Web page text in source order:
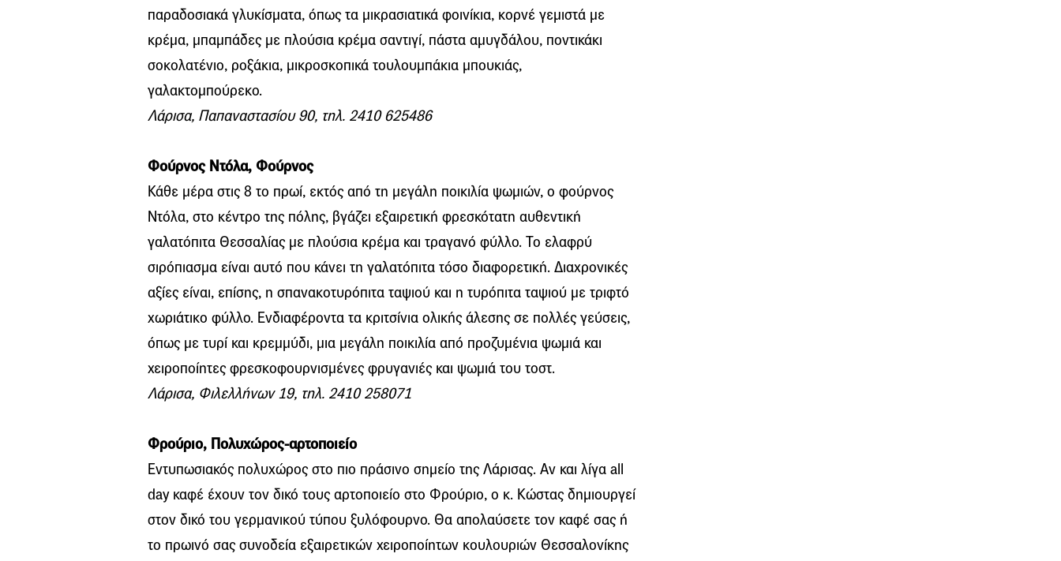
παραδοσιακά γλυκίσματα, όπως τα μικρασιατικά φοινίκια, κορνέ γεμιστά με
κρέμα, μπαμπάδες με πλούσια κρέμα σαντιγί, πάστα αμυγδάλου, ποντικάκι
σοκολατένιο, ροξάκια, μικροσκοπικά τουλουμπάκια μπουκιάς,
γαλακτομπούρεκο.
Λάρισα, Παπαναστασίου 90, τηλ. 2410 625486
Φούρνος Ντόλα, Φούρνος
Κάθε μέρα στις 8 το πρωί, εκτός από τη μεγάλη ποικιλία ψωμιών, ο φούρνος
Ντόλα, στο κέντρο της πόλης, βγάζει εξαιρετική φρεσκότατη αυθεντική
γαλατόπιτα Θεσσαλίας με πλούσια κρέμα και τραγανό φύλλο. Το ελαφρύ
σιρόπιασμα είναι αυτό που κάνει τη γαλατόπιτα τόσο διαφορετική. Διαχρονικές
αξίες είναι, επίσης, η σπανακοτυρόπιτα ταψιού και η τυρόπιτα ταψιού με τριφτό
χωριάτικο φύλλο. Ενδιαφέροντα τα κριτσίνια ολικής άλεσης σε πολλές γεύσεις,
όπως με τυρί και κρεμμύδι, μια μεγάλη ποικιλία από προζυμένια ψωμιά και
χειροποίητες φρεσκοφουρνισμένες φρυγανιές και ψωμιά του τοστ.
Λάρισα, Φιλελλήνων 19, τηλ. 2410 258071
Φρούριο, Πολυχώρος-αρτοποιείο
Εντυπωσιακός πολυχώρος στο πιο πράσινο σημείο της Λάρισας. Αν και λίγα all
day καφέ έχουν τον δικό τους αρτοποιείο στο Φρούριο, ο κ. Κώστας δημιουργεί
στον δικό του γερμανικού τύπου ξυλόφουρνο. Θα απολαύσετε τον καφέ σας ή
το πρωινό σας συνοδεία εξαιρετικών χειροποίητων κουλουριών Θεσσαλονίκης